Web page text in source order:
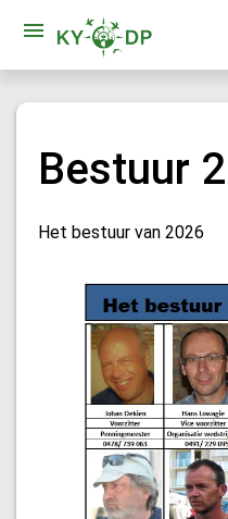
Bestuur
Het bestuur van 2026